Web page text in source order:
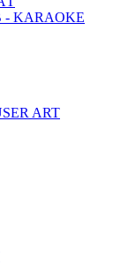
- KARAOKE
ART